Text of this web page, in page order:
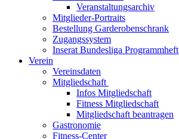
Veranstaltungsarchiv
Mitglieder-Portraits
Bestellung Garderobenschrank
Zugangssystem
Inserat Bundesliga Programmheft
Verein
Vereinsdaten
Mitgliedschaft
Infos Mitgliedschaft
Fitness Mitgliedschaft
Mitgliedschaft beantragen
Gastronomie
Fitness-Center